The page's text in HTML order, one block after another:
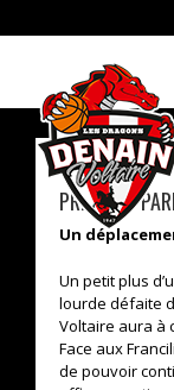
to
PREVIEW :
Un
Un petit plus
lourde défaite
Voltaire aura à
Face aux
de pouvoir